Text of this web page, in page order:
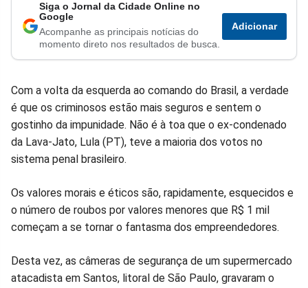
Compartilhar
no
Compartilhar
no
Compartilhar
no
Compartilhar
no
Compartilhar
no
no
Siga o Jornal da Cidade Online no
Google
Acompanhe as principais notícias do
momento direto nos resultados de busca.
Adicionar
Com a volta da esquerda ao comando do Brasil, a verdade
é que os criminosos estão mais seguros e sentem o
gostinho da impunidade. Não é à toa que o ex-condenado
da Lava-Jato, Lula (PT), teve a maioria dos votos no
sistema penal brasileiro.
Os valores morais e éticos são, rapidamente, esquecidos e
o número de roubos por valores menores que R$ 1 mil
começam a se tornar o fantasma dos empreendedores.
Desta vez, as câmeras de segurança de um supermercado
atacadista em Santos, litoral de São Paulo, gravaram o